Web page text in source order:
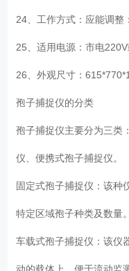
24、工作方式：应能调整
25、适用电源：市电
26、外观尺寸：
孢子捕捉仪的分类
孢子捕捉仪主要分为三类
仪、便携式孢子捕捉仪。
固定式孢子捕捉仪：该种
特定区域孢子种类及数量
车载式孢子捕捉仪：该仪
动的载体上，便于流动监